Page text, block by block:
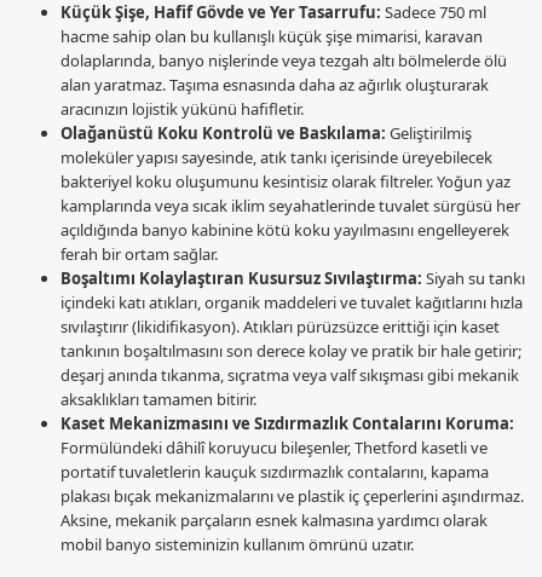
Küçük Şişe, Hafif Gövde ve Yer Tasarrufu: Sadece 750 ml
hacme sahip olan bu kullanışlı küçük şişe mimarisi, karavan
dolaplarında, banyo nişlerinde veya tezgah altı bölmelerde ölü
alan yaratmaz. Taşıma esnasında daha az ağırlık oluşturarak
aracınızın lojistik yükünü hafifletir.
Olağanüstü Koku Kontrolü ve Baskılama: Geliştirilmiş
moleküler yapısı sayesinde, atık tankı içerisinde üreyebilecek
bakteriyel koku oluşumunu kesintisiz olarak filtreler. Yoğun yaz
kamplarında veya sıcak iklim seyahatlerinde tuvalet sürgüsü her
açıldığında banyo kabinine kötü koku yayılmasını engelleyerek
ferah bir ortam sağlar.
Boşaltımı Kolaylaştıran Kusursuz Sıvılaştırma: Siyah su tankı
içindeki katı atıkları, organik maddeleri ve tuvalet kağıtlarını hızla
sıvılaştırır (likidifikasyon). Atıkları pürüzsüzce erittiği için kaset
tankının boşaltılmasını son derece kolay ve pratik bir hale getirir;
deşarj anında tıkanma, sıçratma veya valf sıkışması gibi mekanik
aksaklıkları tamamen bitirir.
Kaset Mekanizmasını ve Sızdırmazlık Contalarını Koruma:
Formülündeki dâhilî koruyucu bileşenler, Thetford kasetli ve
portatif tuvaletlerin kauçuk sızdırmazlık contalarını, kapama
plakası bıçak mekanizmalarını ve plastik iç çeperlerini aşındırmaz.
Aksine, mekanik parçaların esnek kalmasına yardımcı olarak
mobil banyo sisteminizin kullanım ömrünü uzatır.